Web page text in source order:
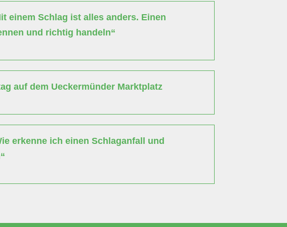
einem Schlag ist alles anders. Einen
und richtig handeln“
auf dem Ueckermünder Marktplatz
erkenne ich einen Schlaganfall und